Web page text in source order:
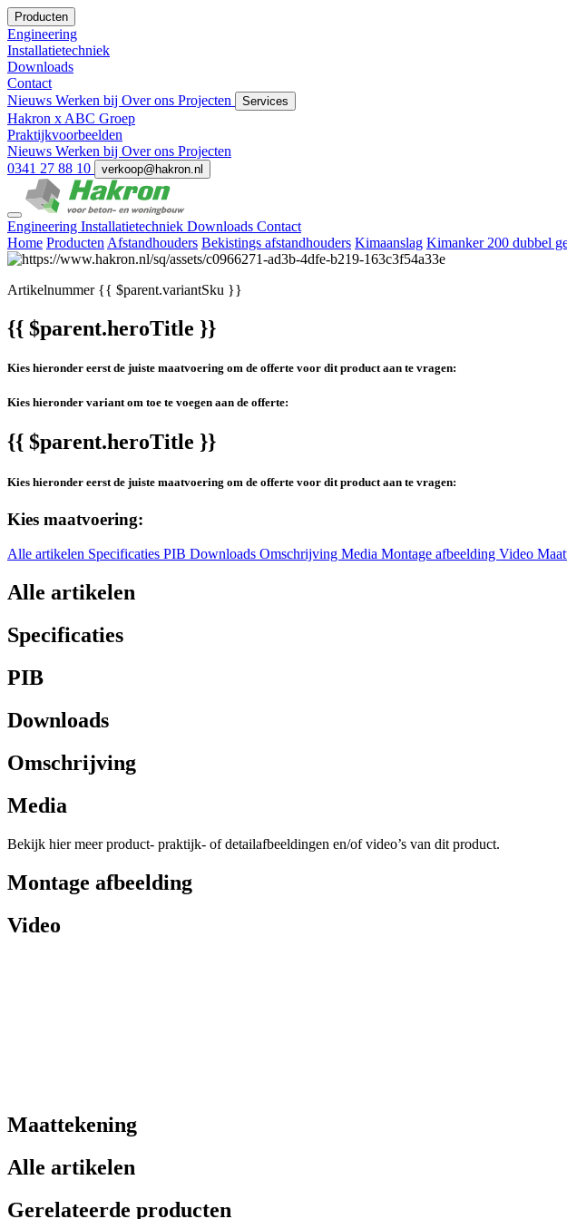
Producten
Engineering
Installatietechniek
Downloads
Contact
Nieuws Werken bij Over ons Projecten Services
Hakron x ABC Groep
Praktijkvoorbeelden
Nieuws Werken bij Over ons Projecten
0341 27 88 10
verkoop@hakron.nl
Engineering Installatietechniek Downloads Contact
Home Producten Afstandhouders Bekistings afstandhouders Kimaanslag Kimanker 200 dubbel
Artikelnummer{{ $parent.variantSku }}
{{ $parent.heroTitle }}
Kies hieronder eerst de juiste maatvoering om de offerte voor dit product aan te vragen:
Kies hieronder variant om toe te voegen aan de offerte:
{{ $parent.heroTitle }}
Kies hieronder eerst de juiste maatvoering om de offerte voor dit product aan te vragen:
Kies maatvoering:
Alle artikelen Specificaties PIB Downloads Omschrijving Media Montage afbeelding Video
Alle artikelen
Specificaties
PIB
Downloads
Omschrijving
Media
Bekijk hier meer product- praktijk- of detailafbeeldingen en/of video’s van dit product.
Montage afbeelding
Video
Maattekening
Alle artikelen
Gerelateerde producten